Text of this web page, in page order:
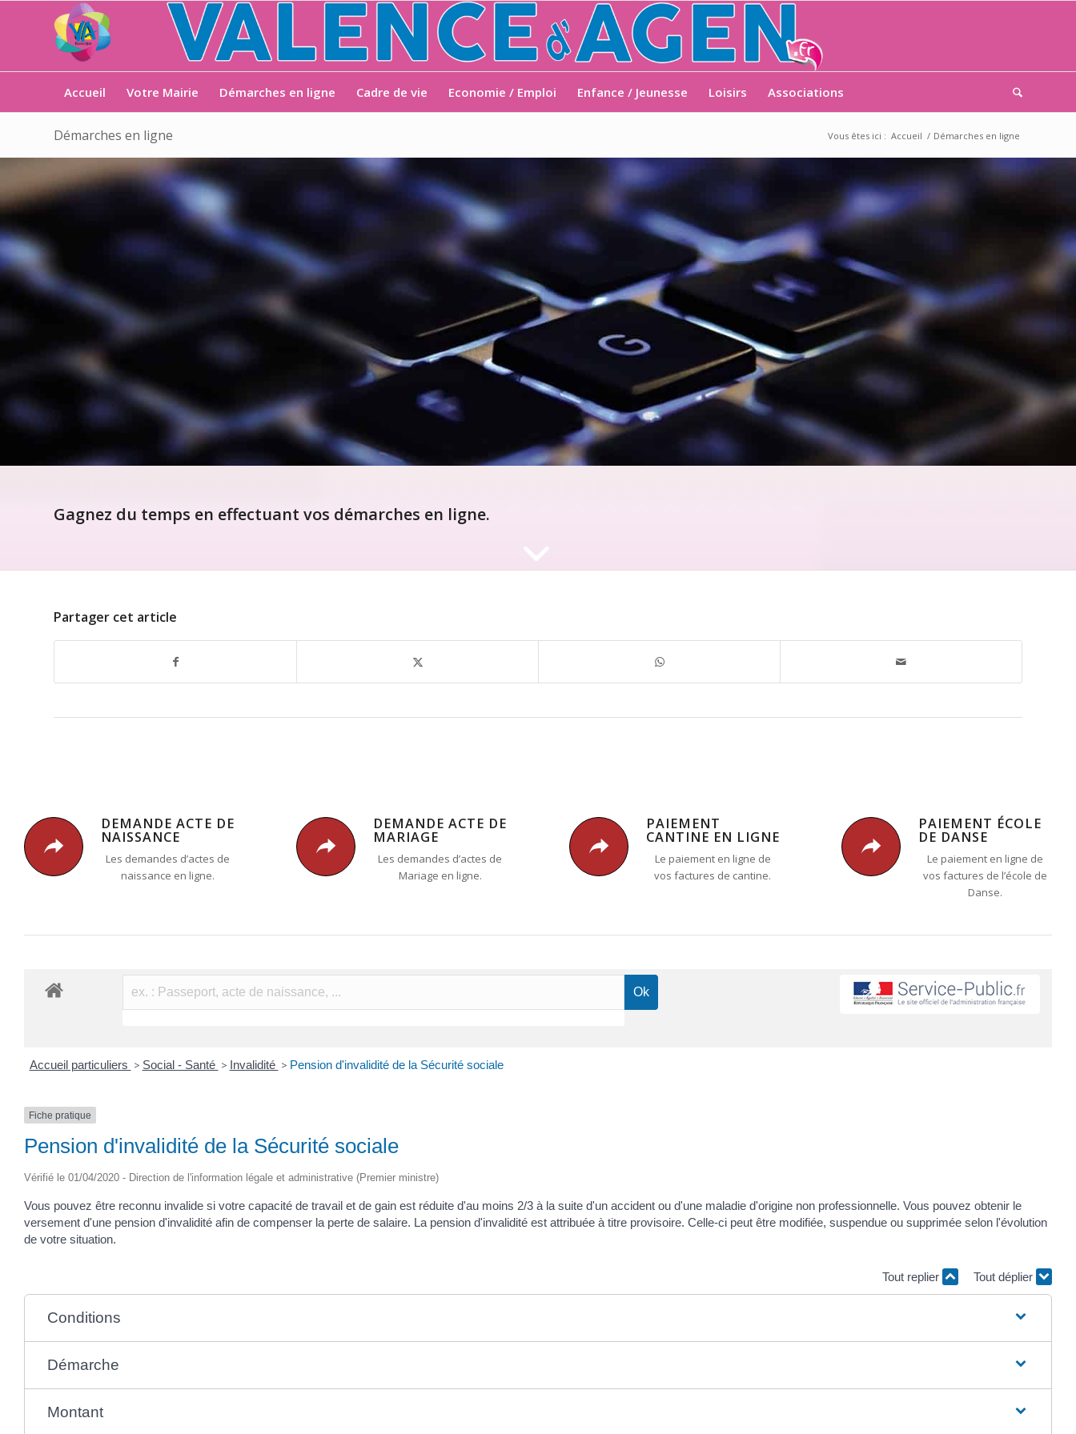
Accueil Votre Mairie Démarches en ligne Cadre de vie Economie / Emploi Enfance / Jeunesse Loisirs Associations
Démarches en ligne Vous êtes ici : Accueil / Démarches en ligne
Gagnez du temps en effectuant vos démarches en ligne.
Partager cet article
DEMANDE ACTE DE
NAISSANCE
Les demandes d’actes de
naissance en ligne.
DEMANDE ACTE DE
MARIAGE
Les demandes d’actes de
Mariage en ligne.
PAIEMENT
CANTINE EN LIGNE
Le paiement en ligne de
vos factures de cantine.
PAIEMENT ÉCOLE
DE DANSE
Le paiement en ligne de
vos factures de l’école de
Danse.
Accueil particuliers > Social - Santé > Invalidité > Pension d'invalidité de la Sécurité sociale
Fiche pratique
Pension d'invalidité de la Sécurité sociale
Vérifié le 01/04/2020 - Direction de l'information légale et administrative (Premier ministre)
Vous pouvez être reconnu invalide si votre capacité de travail et de gain est réduite d'au moins 2/3 à la suite d'un accident ou d'une maladie d'origine non professionnelle. Vous pouvez obtenir le
versement d'une pension d'invalidité afin de compenser la perte de salaire. La pension d'invalidité est attribuée à titre provisoire. Celle-ci peut être modifiée, suspendue ou supprimée selon l'évolution
de votre situation.
Tout replier Tout déplier
Conditions
Démarche
Montant